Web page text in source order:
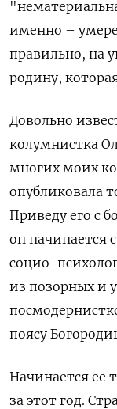
именно –
правильно, на
родину,
Довольно
колумнистка
многих моих
опубликовала
Приведу его с
он начинается
социо-
из позорных и
поясу
Начинается ее
за этот год.